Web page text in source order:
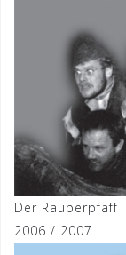
Der Räuberpfaff
2006 / 2007